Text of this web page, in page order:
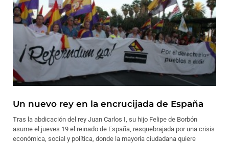
Un nuevo rey en la encrucijada de España
Tras la abdicación del rey Juan Carlos I, su hijo Felipe de Borbón
asume el jueves 19 el reinado de España, resquebrajada por una crisis
económica, social y política, donde la mayoría ciudadana quiere